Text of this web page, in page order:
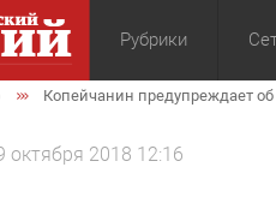
Рубрики
Общество
Копейчанин предупреждает
октября 2018 12:16